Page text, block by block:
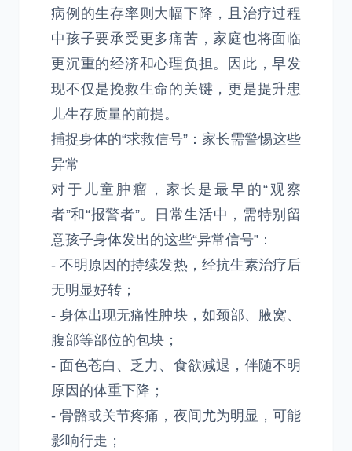
病例的生存率则大幅下降，且治疗过程
中孩子要承受更多痛苦，家庭也将面临
更沉重的经济和心理负担。因此，早发
现不仅是挽救生命的关键，更是提升患
儿生存质量的前提。
捕捉身体的“求救信号”：家长需警惕这些
异常
对于儿童肿瘤，家长是最早的“观察
者”和“报警者”。日常生活中，需特别留
意孩子身体发出的这些“异常信号”：
- 不明原因的持续发热，经抗生素治疗后
无明显好转；
- 身体出现无痛性肿块，如颈部、腋窝、
腹部等部位的包块；
- 面色苍白、乏力、食欲减退，伴随不明
原因的体重下降；
- 骨骼或关节疼痛，夜间尤为明显，可能
影响行走；